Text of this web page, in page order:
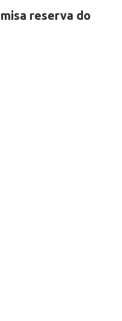
reserva do